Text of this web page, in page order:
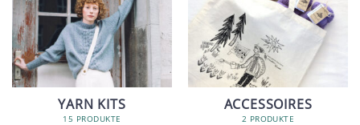
YARN KITS
15 PRODUKTE
ACCESSOIRES
2 PRODUKTE